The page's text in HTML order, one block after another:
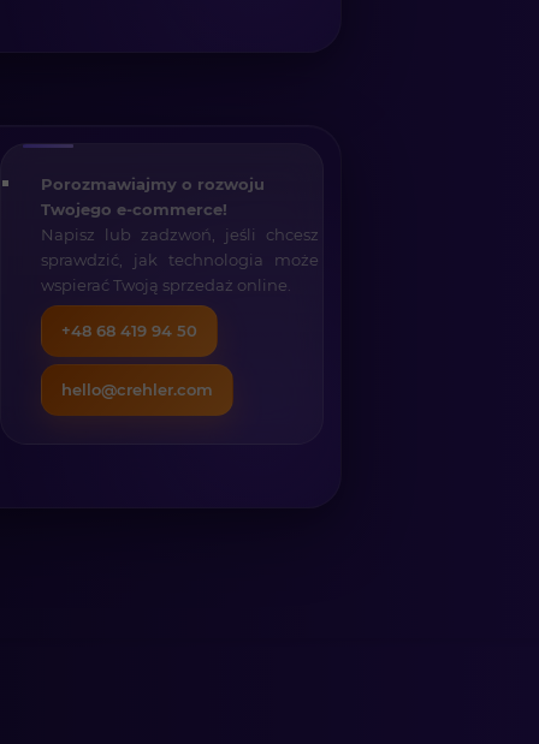
Porozmawiajmy o rozwoju
Twojego e-commerce!
Napisz lub zadzwoń, jeśli chcesz
sprawdzić, jak technologia może
wspierać Twoją sprzedaż online.
+48 68 419 94 50
hello@crehler.com